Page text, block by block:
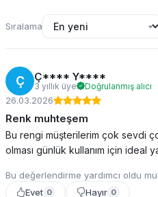
Sıralama
Ç Ç**** Y****
3 yıllık üye Doğrulanmış alıcı
26.03.2026
Renk muhteşem
Bu rengi müşterilerim çok sevdi
olması günlük kullanım için ideal
Bu değerlendirme yardımcı oldu
Evet 0 Hayır 0